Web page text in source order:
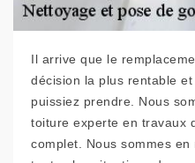
Il arrive que le
décision la plus rentable
puissiez prendre. Nous
toiture experte en travaux
complet. Nous sommes